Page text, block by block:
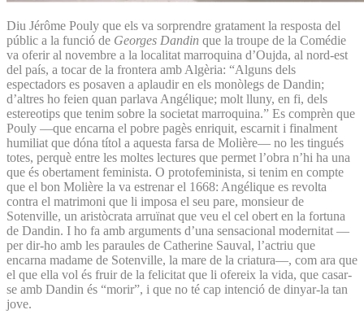
Diu Jérôme Pouly que els va sorprendre gratament la resposta del
públic a la funció de Georges Dandin que la troupe de la Comédie
va oferir al novembre a la localitat marroquina d’Oujda, al nord-est
del país, a tocar de la frontera amb Algèria: “Alguns dels
espectadors es posaven a aplaudir en els monòlegs de Dandin;
d’altres ho feien quan parlava Angélique; molt lluny, en fi, dels
estereotips que tenim sobre la societat marroquina.” Es comprèn que
Pouly —que encarna el pobre pagès enriquit, escarnit i finalment
humiliat que dóna títol a aquesta farsa de Molière— no les tingués
totes, perquè entre les moltes lectures que permet l’obra n’hi ha una
que és obertament feminista. O protofeminista, si tenim en compte
que el bon Molière la va estrenar el 1668: Angélique es revolta
contra el matrimoni que li imposa el seu pare, monsieur de
Sotenville, un aristòcrata arruïnat que veu el cel obert en la fortuna
de Dandin. I ho fa amb arguments d’una sensacional modernitat —
per dir-ho amb les paraules de Catherine Sauval, l’actriu que
encarna madame de Sotenville, la mare de la criatura—, com ara que
el que ella vol és fruir de la felicitat que li ofereix la vida, que casar-
se amb Dandin és “morir”, i que no té cap intenció de dinyar-la tan
jove.